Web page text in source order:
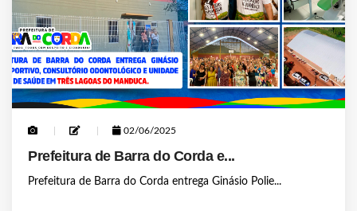
02/06/2025
Prefeitura de Barra do Corda e...
Prefeitura de Barra do Corda entrega Ginásio Polie...